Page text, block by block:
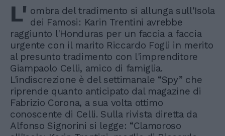
L' ombra del tradimento si allunga sull'Isola
dei Famosi: Karin Trentini avrebbe
raggiunto l'Honduras per un faccia a faccia
urgente con il marito Riccardo Fogli in merito
al presunto tradimento con l'imprenditore
Giampaolo Celli, amico di famiglia.
L'indiscrezione è del settimanale “Spy” che
riprende quanto anticipato dal magazine di
Fabrizio Corona, a sua volta ottimo
conoscente di Celli. Sulla rivista diretta da
Alfonso Signorini si legge: “Clamoroso